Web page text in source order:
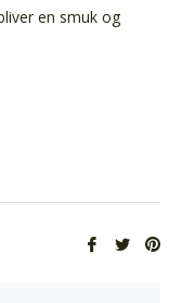
en smuk og
Del
Tweet
Pin